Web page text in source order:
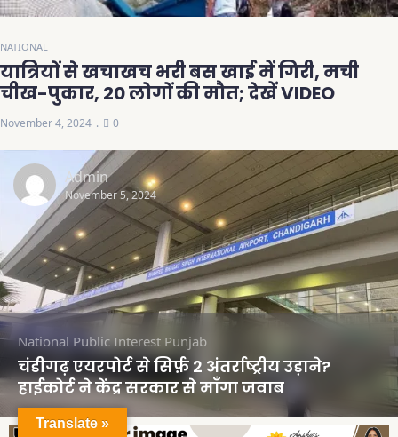
NATIONAL
यात्रियों से खचाखच भरी बस खाई में गिरी, मची
चीख-पुकार, 20 लोगों की मौत; देखें VIDEO
November 4, 2024 0
Admin
November 5, 2024
National Public Interest Punjab
चंडीगढ़ एयरपोर्ट से सिर्फ़ 2 अंतर्राष्ट्रीय उड़ाने?
हाईकोर्ट ने केंद्र सरकार से माँगा जवाब
Translate »